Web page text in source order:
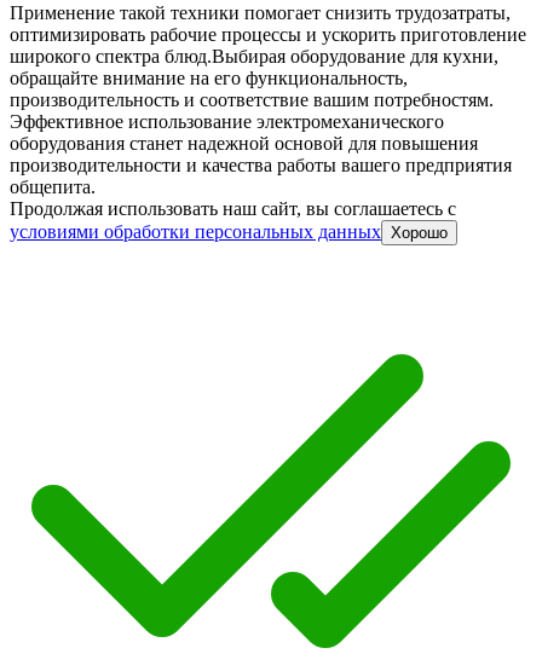
Применение такой техники помогает снизить трудозатраты,
оптимизировать рабочие процессы и ускорить приготовление
широкого спектра блюд.Выбирая оборудование для кухни,
обращайте внимание на его функциональность,
производительность и соответствие вашим потребностям.
Эффективное использование электромеханического
оборудования станет надежной основой для повышения
производительности и качества работы вашего предприятия
общепита.
Продолжая использовать наш сайт, вы соглашаетесь c
условиями обработки персональных данных Хорошо